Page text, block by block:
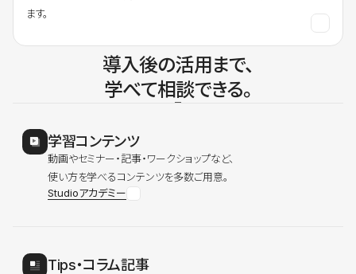
ます。
導入後の活用まで、
学べて相談できる。
学習コンテンツ
動画やセミナー・記事・ワークショップなど、
使い方を学べるコンテンツを多数ご用意。
Studioアカデミー
Tips・コラム記事